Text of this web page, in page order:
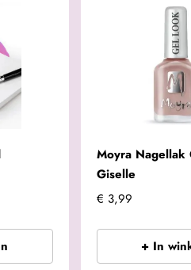
Moyra Nagellak
Giselle
€ 3,99
+ In